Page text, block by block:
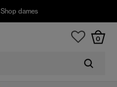
Shop dames
0